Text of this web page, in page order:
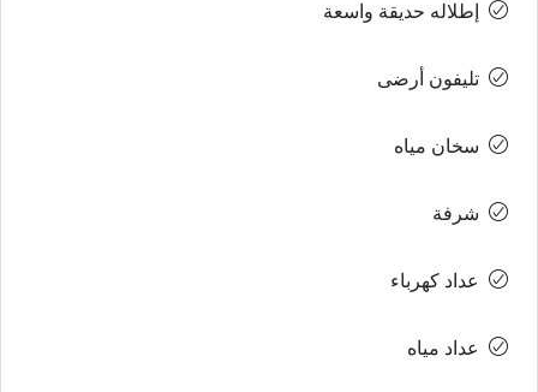
إطلاله حديقة واسعة
تليفون أرضى
سخان مياه
شرفة
عداد كهرباء
عداد مياه